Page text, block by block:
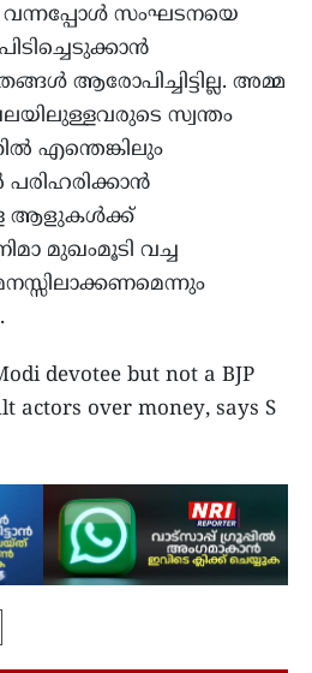
സംഘടനയെ
ആരോപിച്ചിട്ടില്ല. അമ്മ
സ്വന്തം
എന്തെങ്കിലും
ആളുകൾക്ക്
മുഖംമൂടി വച്ച
devotee but not a BJP
actors over money, says S